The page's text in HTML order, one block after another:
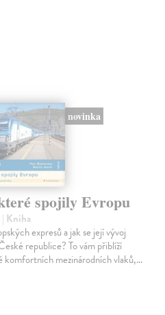
novinka
spojily Evropu
| Kniha
expresů a jak se její vývoj
republice? To vám přiblíží
komfortních mezinárodních vlaků,…